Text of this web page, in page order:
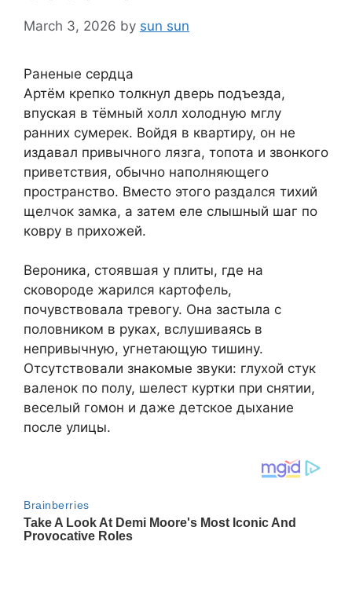
March 3, 2026 by sun sun
Раненые сердца
Артём крепко толкнул дверь подъезда,
впуская в тёмный холл холодную мглу
ранних сумерек. Войдя в квартиру, он не
издавал привычного лязга, топота и звонкого
приветствия, обычно наполняющего
пространство. Вместо этого раздался тихий
щелчок замка, а затем еле слышный шаг по
ковру в прихожей.
Вероника, стоявшая у плиты, где на
сковороде жарился картофель,
почувствовала тревогу. Она застыла с
половником в руках, вслушиваясь в
непривычную, угнетающую тишину.
Отсутствовали знакомые звуки: глухой стук
валенок по полу, шелест куртки при снятии,
веселый гомон и даже детское дыхание
после улицы.